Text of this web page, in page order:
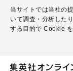
当サイトでは当社の
いて調査・分析した
する目的で Cookie を